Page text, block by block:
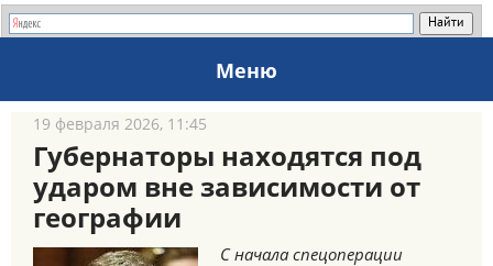
Меню
19 февраля 2026, 11:45
Губернаторы находятся под
ударом вне зависимости от
географии
С начала спецоперации